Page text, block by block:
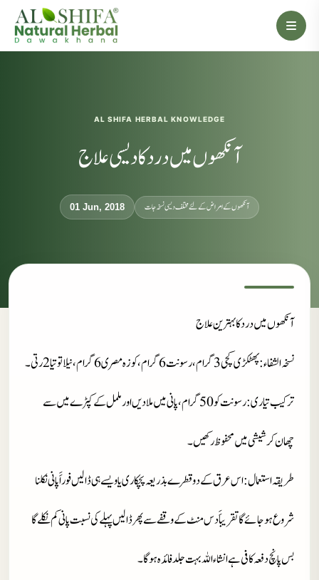
AL SHIFA HERBAL KNOWLEDGE
آنکھوں میں درد کا دیسی علاج
01 Jun, 2018 آنکھوں کے امراض کےلئے مختلف دیسی نسخہ جات
آنکھوں میں درد کا بہترین علاج
نسخہ الشفاء: پھٹکڑی کچی 3 گرام، رسونت 6 گرام، کوزہ مصری 6 گرام، نیلا توتیا 2 رتی۔
ترکیب تیاری
: رسونت کو 50 گرام، پانی میں ملا دیں اور ململ کے کپڑے میں سے
چھان کر شیشی میں محفوظ رکھیں۔
طریقہ استعمال: اس عرق کےدو قطرے بذریعہ پچکاری یا ویسے ہی ڈالیں فوراََ پانی نکلنا
شروع ہوجائےگا تقریباََ دس منٹ کے وقفے سے پھر ڈالیں پہلے کی نسبت پانی کم نکلے گا
بس پانچ دفعہ کافی ہے انشاء اللہ بہت جلد فائدہ ہوگا۔